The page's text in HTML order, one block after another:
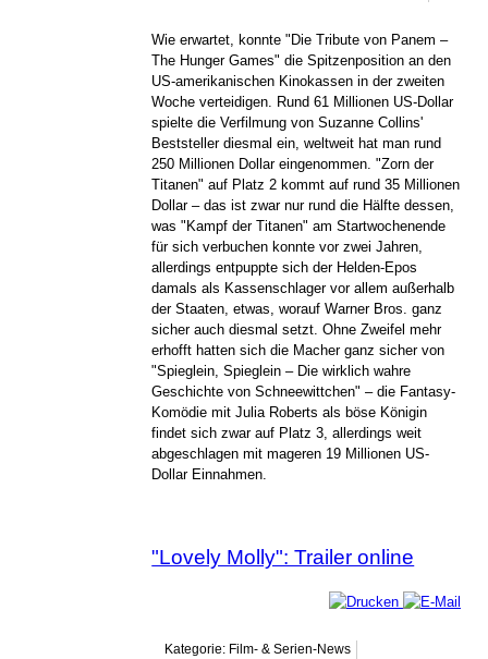
Wie erwartet, konnte "Die Tribute von Panem –
The Hunger Games" die Spitzenposition an den
US-amerikanischen Kinokassen in der zweiten
Woche verteidigen. Rund 61 Millionen US-Dollar
spielte die Verfilmung von Suzanne Collins'
Beststeller diesmal ein, weltweit hat man rund
250 Millionen Dollar eingenommen. "Zorn der
Titanen" auf Platz 2 kommt auf rund 35 Millionen
Dollar – das ist zwar nur rund die Hälfte dessen,
was "Kampf der Titanen" am Startwochenende
für sich verbuchen konnte vor zwei Jahren,
allerdings entpuppte sich der Helden-Epos
damals als Kassenschlager vor allem außerhalb
der Staaten, etwas, worauf Warner Bros. ganz
sicher auch diesmal setzt. Ohne Zweifel mehr
erhofft hatten sich die Macher ganz sicher von
"Spieglein, Spieglein – Die wirklich wahre
Geschichte von Schneewittchen" – die Fantasy-
Komödie mit Julia Roberts als böse Königin
findet sich zwar auf Platz 3, allerdings weit
abgeschlagen mit mageren 19 Millionen US-
Dollar Einnahmen.
"Lovely Molly": Trailer online
Kategorie: Film- & Serien-News